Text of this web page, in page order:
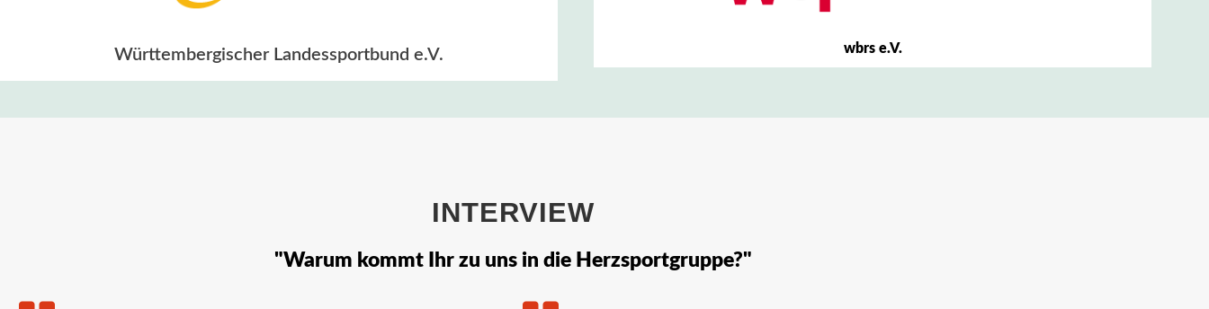
Württembergischer Landessportbund e.V. wbrs e.V.
INTERVIEW
"Warum kommt Ihr zu uns in die Herzsportgruppe?"